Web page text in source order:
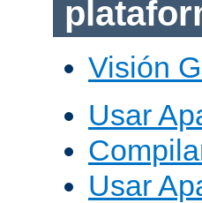
Visión
Usar
Usar